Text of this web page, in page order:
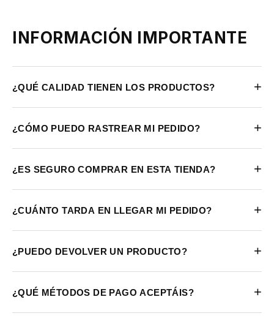
INFORMACIÓN IMPORTANTE
¿QUÉ CALIDAD TIENEN LOS PRODUCTOS? +
¿CÓMO PUEDO RASTREAR MI PEDIDO? +
¿ES SEGURO COMPRAR EN ESTA TIENDA? +
¿CUÁNTO TARDA EN LLEGAR MI PEDIDO? +
¿PUEDO DEVOLVER UN PRODUCTO? +
¿QUÉ MÉTODOS DE PAGO ACEPTÁIS? +